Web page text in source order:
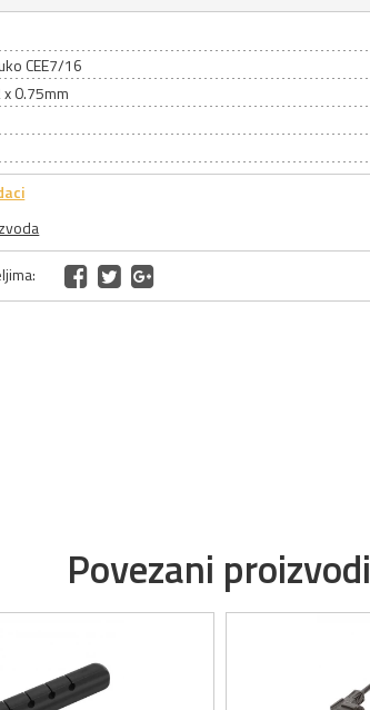
CEE7/16
0.75mm
Povezani proizvodi